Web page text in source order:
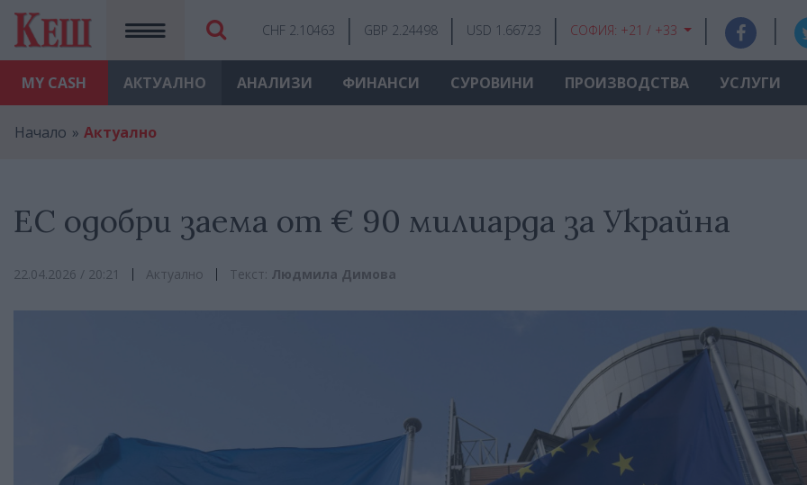
MY CASH
CHF 2.10463 GBP 2.24498 USD 1.66723 СОФИЯ: +21 / +33
АКТУАЛНО АНАЛИЗИ ФИНАНСИ СУРОВИНИ ПРОИЗВОДСТВА УСЛУГИ
Начало Актуално
ЕС одобри заема от € 90 милиарда за Украйна
22.04.2026 / 20:21 Актуално Текст: Людмила Димова